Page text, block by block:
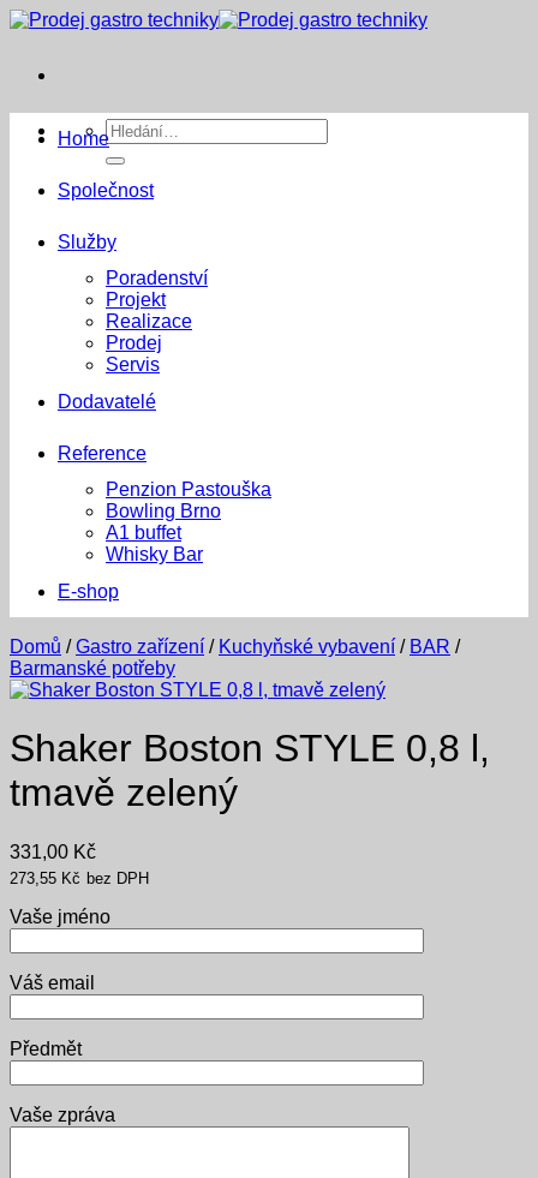
Přeskočit
Hledat:
Home
Společnost
Služby
Poradenství
Projekt
Realizace
Prodej
Servis
Dodavatelé
Reference
Penzion Pastouška
Bowling Brno
A1 buffet
Whisky Bar
E-shop
Domů / Gastro zařízení / Kuchyňské vybavení / BAR /
Barmanské potřeby
Shaker Boston STYLE 0,8 l,
tmavě zelený
331,00 Kč
273,55 Kč bez DPH
Vaše jméno
Váš email
Předmět
Vaše zpráva